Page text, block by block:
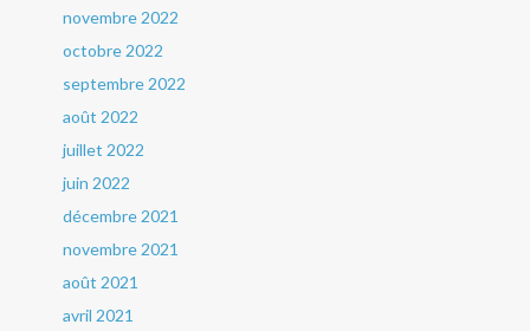
novembre 2022
octobre 2022
septembre 2022
août 2022
juillet 2022
juin 2022
décembre 2021
novembre 2021
août 2021
avril 2021